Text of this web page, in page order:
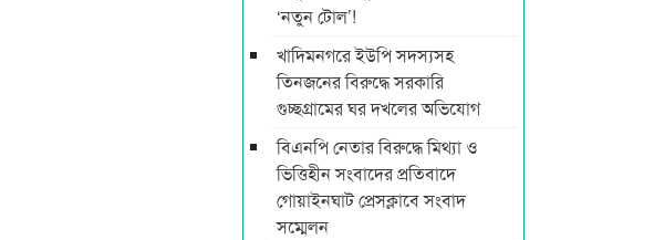
‘নতুন টোল’!
খাদিমনগরে ইউপি সদস্যসহ
তিনজনের বিরুদ্ধে সরকারি
গুচ্ছগ্রামের ঘর দখলের অভিযোগ
বিএনপি নেতার বিরুদ্ধে মিথ্যা ও
ভিত্তিহীন সংবাদের প্রতিবাদে
গোয়াইনঘাট প্রেসক্লাবে সংবাদ
সম্মেলন